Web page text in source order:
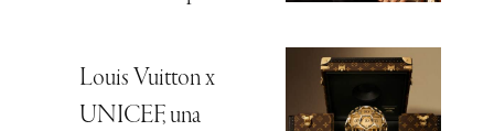
Louis Vuitton x
UNICEF, una